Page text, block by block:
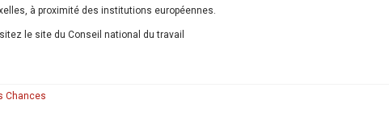
à proximité des institutions européennes.
le site du Conseil national du travail
Chances